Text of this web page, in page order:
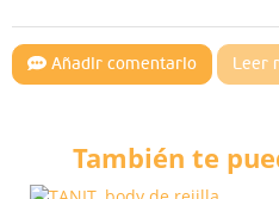
Añadir comentario Leer
También te